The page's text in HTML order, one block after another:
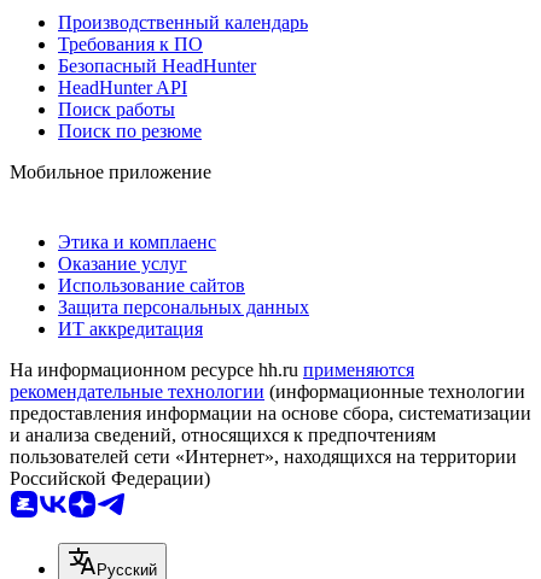
Производственный календарь
Требования к ПО
Безопасный HeadHunter
HeadHunter API
Поиск работы
Поиск по резюме
Мобильное приложение
Этика и комплаенс
Оказание услуг
Использование сайтов
Защита персональных данных
ИТ аккредитация
На информационном ресурсе hh.ru применяются
рекомендательные технологии (информационные технологии
предоставления информации на основе сбора, систематизации
и анализа сведений, относящихся к предпочтениям
пользователей сети «Интернет», находящихся на территории
Российской Федерации)
Русский